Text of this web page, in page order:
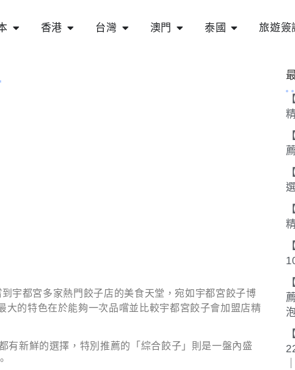
香港 台灣 澳門 泰國 旅遊簽
宇都宮多家熱門餃子店的美食天堂，宛如宇都宮餃子博
的特色在於能夠一次品嚐並比較宇都宮餃子會加盟店精
有新鮮的選擇，特別推薦的「綜合餃子」則是一盤內盛